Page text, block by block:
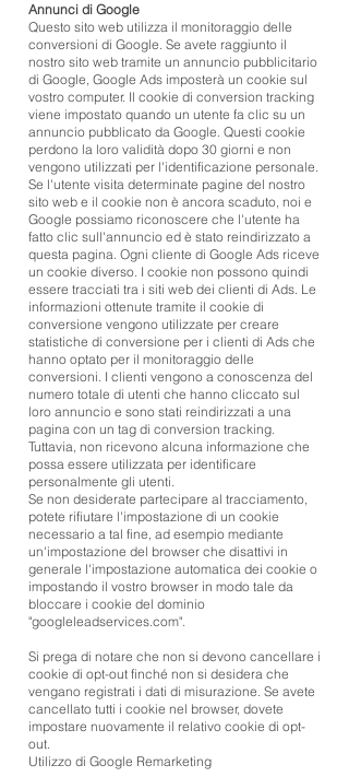
Annunci di Google
Questo sito web utilizza il monitoraggio delle
conversioni di Google. Se avete raggiunto il
nostro sito web tramite un annuncio pubblicitario
di Google, Google Ads imposterà un cookie sul
vostro computer. Il cookie di conversion tracking
viene impostato quando un utente fa clic su un
annuncio pubblicato da Google. Questi cookie
perdono la loro validità dopo 30 giorni e non
vengono utilizzati per l'identificazione personale.
Se l'utente visita determinate pagine del nostro
sito web e il cookie non è ancora scaduto, noi e
Google possiamo riconoscere che l'utente ha
fatto clic sull'annuncio ed è stato reindirizzato a
questa pagina. Ogni cliente di Google Ads riceve
un cookie diverso. I cookie non possono quindi
essere tracciati tra i siti web dei clienti di Ads. Le
informazioni ottenute tramite il cookie di
conversione vengono utilizzate per creare
statistiche di conversione per i clienti di Ads che
hanno optato per il monitoraggio delle
conversioni. I clienti vengono a conoscenza del
numero totale di utenti che hanno cliccato sul
loro annuncio e sono stati reindirizzati a una
pagina con un tag di conversion tracking.
Tuttavia, non ricevono alcuna informazione che
possa essere utilizzata per identificare
personalmente gli utenti.
Se non desiderate partecipare al tracciamento,
potete rifiutare l'impostazione di un cookie
necessario a tal fine, ad esempio mediante
un'impostazione del browser che disattivi in
generale l'impostazione automatica dei cookie o
impostando il vostro browser in modo tale da
bloccare i cookie del dominio
"googleleadservices.com".
Si prega di notare che non si devono cancellare i
cookie di opt-out finché non si desidera che
vengano registrati i dati di misurazione. Se avete
cancellato tutti i cookie nel browser, dovete
impostare nuovamente il relativo cookie di opt-
out.
Utilizzo di Google Remarketing